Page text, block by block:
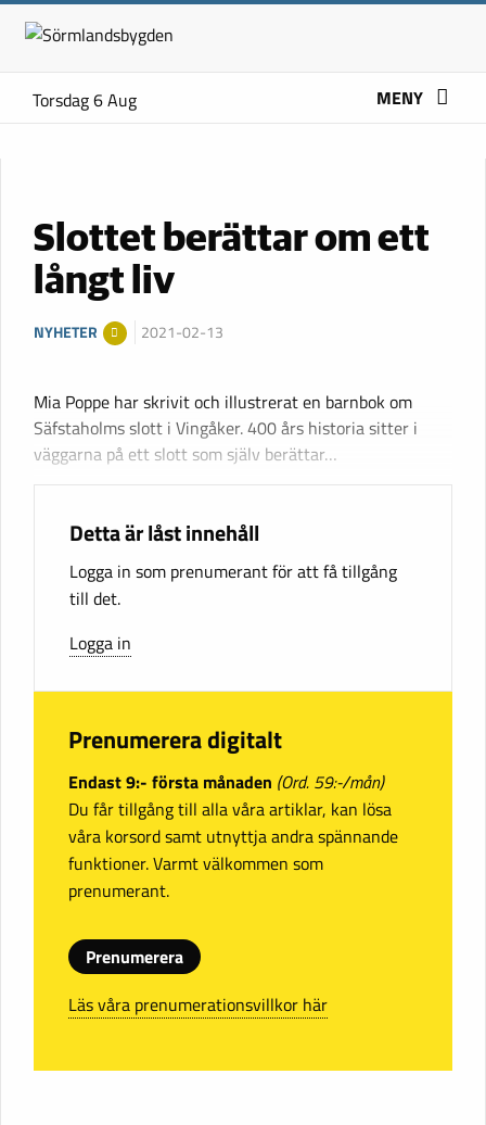
Torsdag 6 Aug MENY
Slottet berättar om ett
långt liv
NYHETER 2021-02-13
Mia Poppe har skrivit och illustrerat en barnbok om
Säfstaholms slott i Vingåker. 400 års historia sitter i
väggarna på ett slott som själv berättar…
Detta är låst innehåll
Logga in som prenumerant för att få tillgång
till det.
Logga in
Prenumerera digitalt
Endast 9:- första månaden (Ord. 59:-/mån)
Du får tillgång till alla våra artiklar, kan lösa
våra korsord samt utnyttja andra spännande
funktioner. Varmt välkommen som
prenumerant.
Prenumerera
Läs våra prenumerationsvillkor här